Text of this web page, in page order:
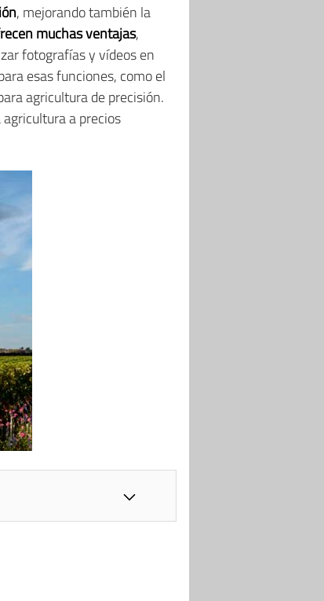
, mejorando también la
muchas ventajas,
fotografías y vídeos en
esas funciones, como el
agricultura de precisión.
a precios